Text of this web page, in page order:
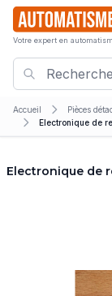
Votre expert en
Accueil Pièces
Electronique de
Electronique de